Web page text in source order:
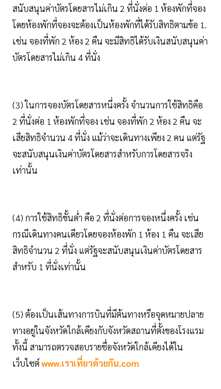
สนับสนุนค่าบัตรโดยสารไม่เกิน 2 ที่นั่งต่อ 1 ห้องพักที่จอง
โดยห้องพักที่จองจะต้องเป็นห้องพักที่ได้รับสิทธิตามข้อ 1.
เช่น จองที่พัก 2 ห้อง 2 คืน จะมีสิทธิได้รับเงินสนับสนุนค่า
บัตรโดยสารไม่เกิน 4 ที่นั่ง
(3) ในการจองบัตรโดยสารหนึ่งครั้ง จำนวนการใช้สิทธิคือ
2 ที่นั่งต่อ 1 ห้องพักที่จอง เช่น จองที่พัก 2 ห้อง 2 คืน จะ
เสียสิทธิจำนวน 4 ที่นั่ง แม้ว่าจะเดินทางเพียง 2 คน แต่รัฐ
จะสนับสนุนเงินค่าบัตรโดยสารสำหรับการโดยสารจริง
เท่านั้น
(4) การใช้สิทธิขั้นต่ำ คือ 2 ที่นั่งต่อการจองหนึ่งครั้ง เช่น
กรณีเดินทางคนเดียวโดยจองห้องพัก 1 ห้อง 1 คืน จะเสีย
สิทธิจำนวน 2 ที่นั่ง แต่รัฐจะสนับสนุนเงินค่าบัตรโดยสาร
สำหรับ 1 ที่นั่งเท่านั้น
(5) ต้องเป็นเส้นทางการบินที่มีต้นทางหรือจุดหมายปลาย
ทางอยู่ในจังหวัดใกล้เคียงกับจังหวัดสถานที่ตั้งของโรงแรม
ทั้งนี้ สามารถตรวจสอบรายชื่อจังหวัดใกล้เคียงได้ใน
เว็บไซต์ www.เราเที่ยวด้วยกัน.com